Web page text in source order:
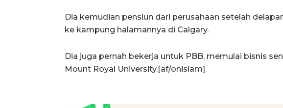
Dia kemudian pensiun dari perusahaan setelah
ke kampung halamannya di Calgary.
Dia juga pernah bekerja untuk PBB, memulai bisnis
Mount Royal University.[af/onislam]